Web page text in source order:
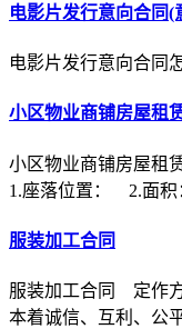
电影片发行意向合同(
电影片发行意向合同
小区物业商铺房屋租
小区物业商铺房屋
1.座落位置： 2.面积
服装加工合同
服装加工合同 定作
本着诚信、互利、公